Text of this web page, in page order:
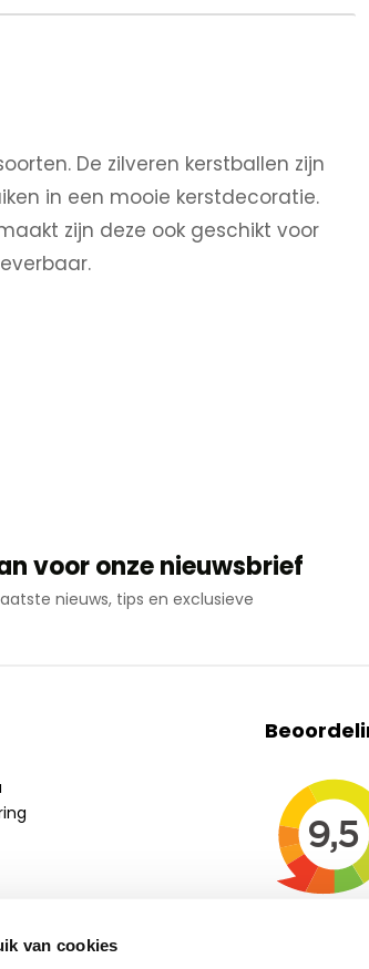
van cookies
De zilveren kerstballen zijn
in een mooie kerstdecoratie.
zijn deze ook geschikt voor
voor onze nieuwsbrief
nieuws, tips en exclusieve